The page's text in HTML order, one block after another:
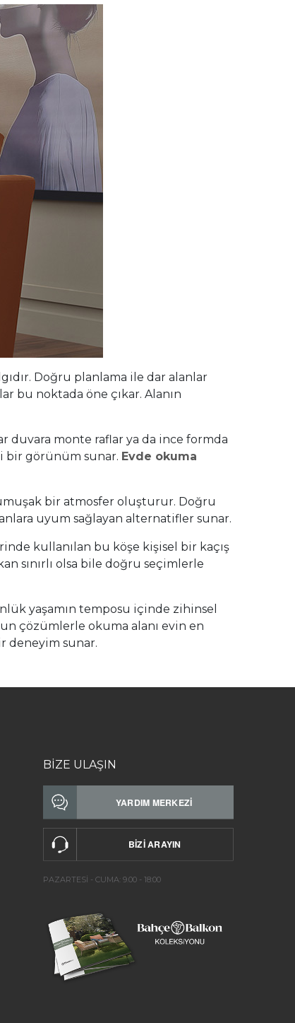
Doğru planlama ile dar alanlar
bu noktada öne çıkar. Alanın
duvara monte raflar ya da ince formda
bir görünüm sunar. Evde okuma
bir atmosfer oluşturur. Doğru
uyum sağlayan alternatifler sunar.
kullanılan bu köşe kişisel bir kaçış
sınırlı olsa bile doğru seçimlerle
yaşamın temposu içinde zihinsel
çözümlerle okuma alanı evin en
deneyim sunar.
BİZE ULAŞIN
PAZARTESİ - CUMA: 9.00 - 18:00